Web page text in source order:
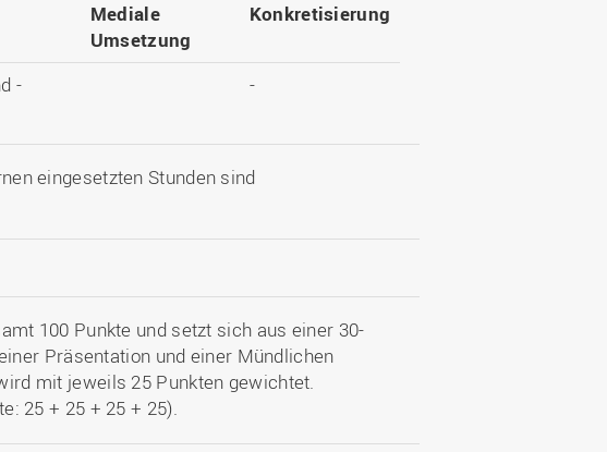
Mediale
Umsetzung
Konkretisierung
-
-
eingesetzten Stunden sind
100 Punkte und setzt sich aus einer 30-
Präsentation und einer Mündlichen
mit jeweils 25 Punkten gewichtet.
25 + 25 + 25 + 25).